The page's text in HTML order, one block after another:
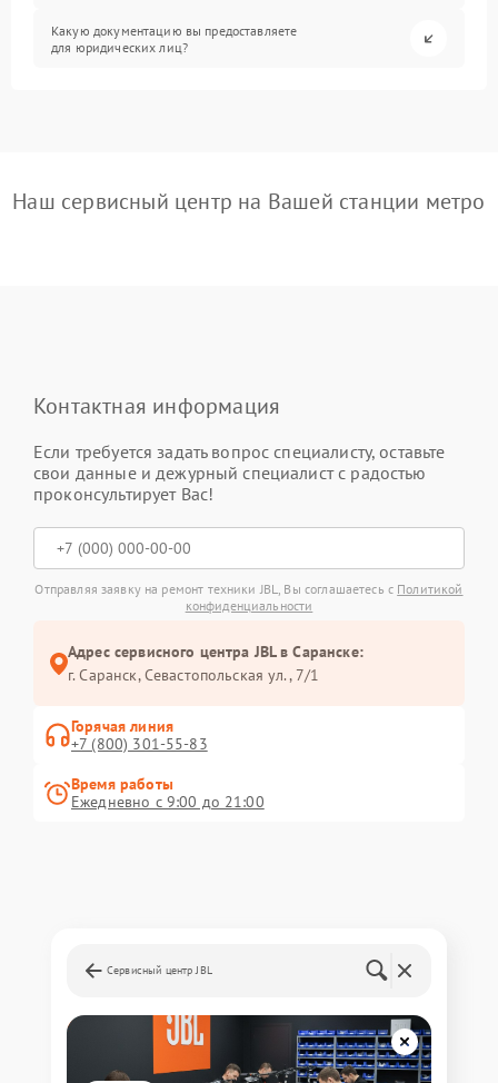
Какую документацию вы предоставляете
для юридических лиц?
Наш сервисный центр на Вашей станции метро
Контактная информация
Если требуется задать вопрос специалисту, оставьте
свои данные и дежурный специалист с радостью
проконсультирует Вас!
Отправляя заявку на ремонт техники JBL, Вы соглашаетесь с Политикой
конфиденциальности
Адрес сервисного центра JBL в Саранске:
г. Саранск, Севастопольская ул., 7/1
Горячая линия
+7 (800) 301-55-83
Время работы
Ежедневно с 9:00 до 21:00
Сервисный центр JBL